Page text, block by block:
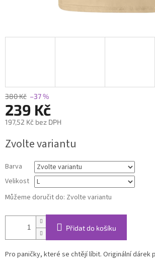
380 Kč –37 %
239 Kč
197,52 Kč bez DPH
cena:
Zvolte variantu
Barva
Velikost
Můžeme doručit do: Zvolte variantu
Přidat do košíku
Pro paničky, které se chtějí líbit. Originální dárek